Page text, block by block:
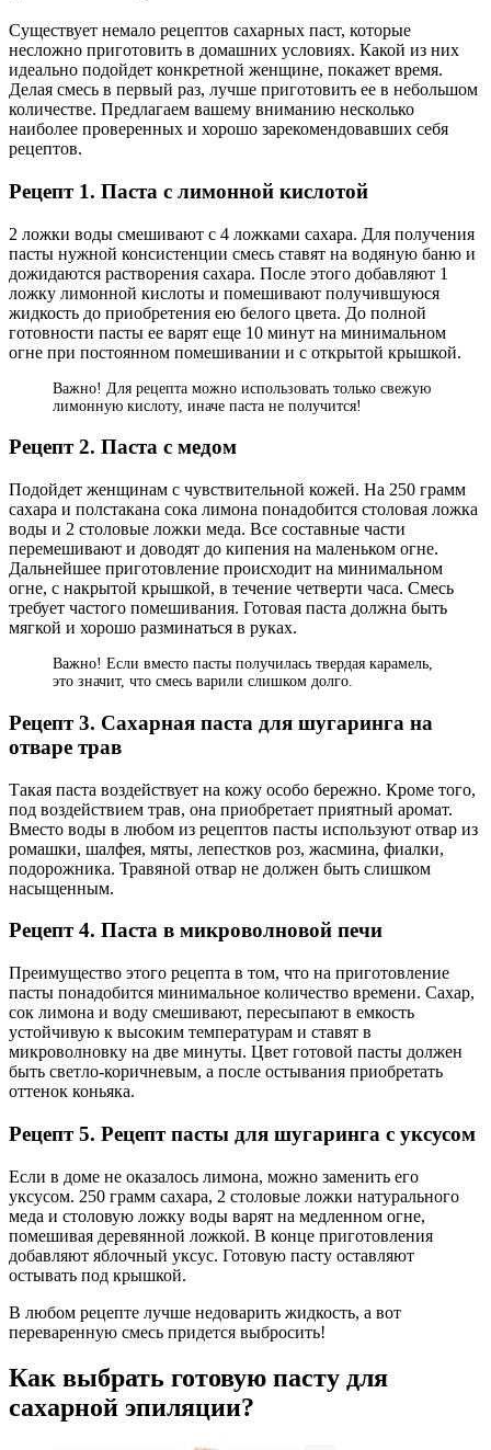
Существует немало рецептов сахарных паст, которые
несложно приготовить в домашних условиях. Какой из них
идеально подойдет конкретной женщине, покажет время.
Делая смесь в первый раз, лучше приготовить ее в небольшом
количестве. Предлагаем вашему вниманию несколько
наиболее проверенных и хорошо зарекомендовавших себя
рецептов.
Рецепт 1. Паста с лимонной кислотой
2 ложки воды смешивают с 4 ложками сахара. Для получения
пасты нужной консистенции смесь ставят на водяную баню и
дожидаются растворения сахара. После этого добавляют 1
ложку лимонной кислоты и помешивают получившуюся
жидкость до приобретения ею белого цвета. До полной
готовности пасты ее варят еще 10 минут на минимальном
огне при постоянном помешивании и с открытой крышкой.
Важно! Для рецепта можно использовать только свежую
лимонную кислоту, иначе паста не получится!
Рецепт 2. Паста с медом
Подойдет женщинам с чувствительной кожей. На 250 грамм
сахара и полстакана сока лимона понадобится столовая ложка
воды и 2 столовые ложки меда. Все составные части
перемешивают и доводят до кипения на маленьком огне.
Дальнейшее приготовление происходит на минимальном
огне, с накрытой крышкой, в течение четверти часа. Смесь
требует частого помешивания. Готовая паста должна быть
мягкой и хорошо разминаться в руках.
Важно! Если вместо пасты получилась твердая карамель,
это значит, что смесь варили слишком долго.
Рецепт 3. Сахарная паста для шугаринга на
отваре трав
Такая паста воздействует на кожу особо бережно. Кроме того,
под воздействием трав, она приобретает приятный аромат.
Вместо воды в любом из рецептов пасты используют отвар из
ромашки, шалфея, мяты, лепестков роз, жасмина, фиалки,
подорожника. Травяной отвар не должен быть слишком
насыщенным.
Рецепт 4. Паста в микроволновой печи
Преимущество этого рецепта в том, что на приготовление
пасты понадобится минимальное количество времени. Сахар,
сок лимона и воду смешивают, пересыпают в емкость
устойчивую к высоким температурам и ставят в
микроволновку на две минуты. Цвет готовой пасты должен
быть светло-коричневым, а после остывания приобретать
оттенок коньяка.
Рецепт 5. Рецепт пасты для шугаринга с уксусом
Если в доме не оказалось лимона, можно заменить его
уксусом. 250 грамм сахара, 2 столовые ложки натурального
меда и столовую ложку воды варят на медленном огне,
помешивая деревянной ложкой. В конце приготовления
добавляют яблочный уксус. Готовую пасту оставляют
остывать под крышкой.
В любом рецепте лучше недоварить жидкость, а вот
переваренную смесь придется выбросить!
Как выбрать готовую пасту для
сахарной эпиляции?